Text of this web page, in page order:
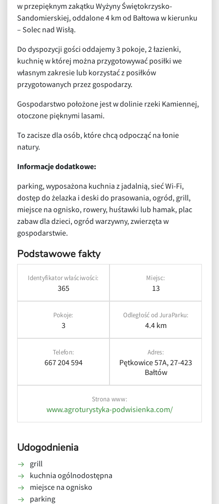
w przepięknym zakątku Wyżyny Świętokrzysko-
Sandomierskiej, oddalone 4 km od Bałtowa w kierunku
– Solec nad Wisłą.
Do dyspozycji gości oddajemy 3 pokoje, 2 łazienki,
kuchnię w której można przygotowywać posiłki we
własnym zakresie lub korzystać z posiłków
przygotowanych przez gospodarzy.
Gospodarstwo położone jest w dolinie rzeki Kamiennej,
otoczone pięknymi lasami.
To zacisze dla osób, które chcą odpocząć na łonie
natury.
Informacje dodatkowe:
parking, wyposażona kuchnia z jadalnią, sieć Wi-Fi,
dostęp do żelazka i deski do prasowania, ogród, grill,
miejsce na ognisko, rowery, huśtawki lub hamak, plac
zabaw dla dzieci, ogród warzywny, zwierzęta w
gospodarstwie.
Podstawowe fakty
Identyfikator właściwości:
365
Miejsc:
13
Pokoje:
3
Odległość od JuraParku:
4.4 km
Telefon:
667 204 594
Adres:
Pętkowice 57A, 27-423
Bałtów
Strona www:
www.agroturystyka-podwisienka.com/
Udogodnienia
grill
kuchnia ogólnodostępna
miejsce na ognisko
parking